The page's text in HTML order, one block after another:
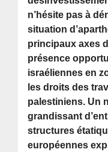
n’hésite pas à
situation
principaux axes
présence
israéliennes en
les droits des
palestiniens. Un
grandissant
structures
européennes